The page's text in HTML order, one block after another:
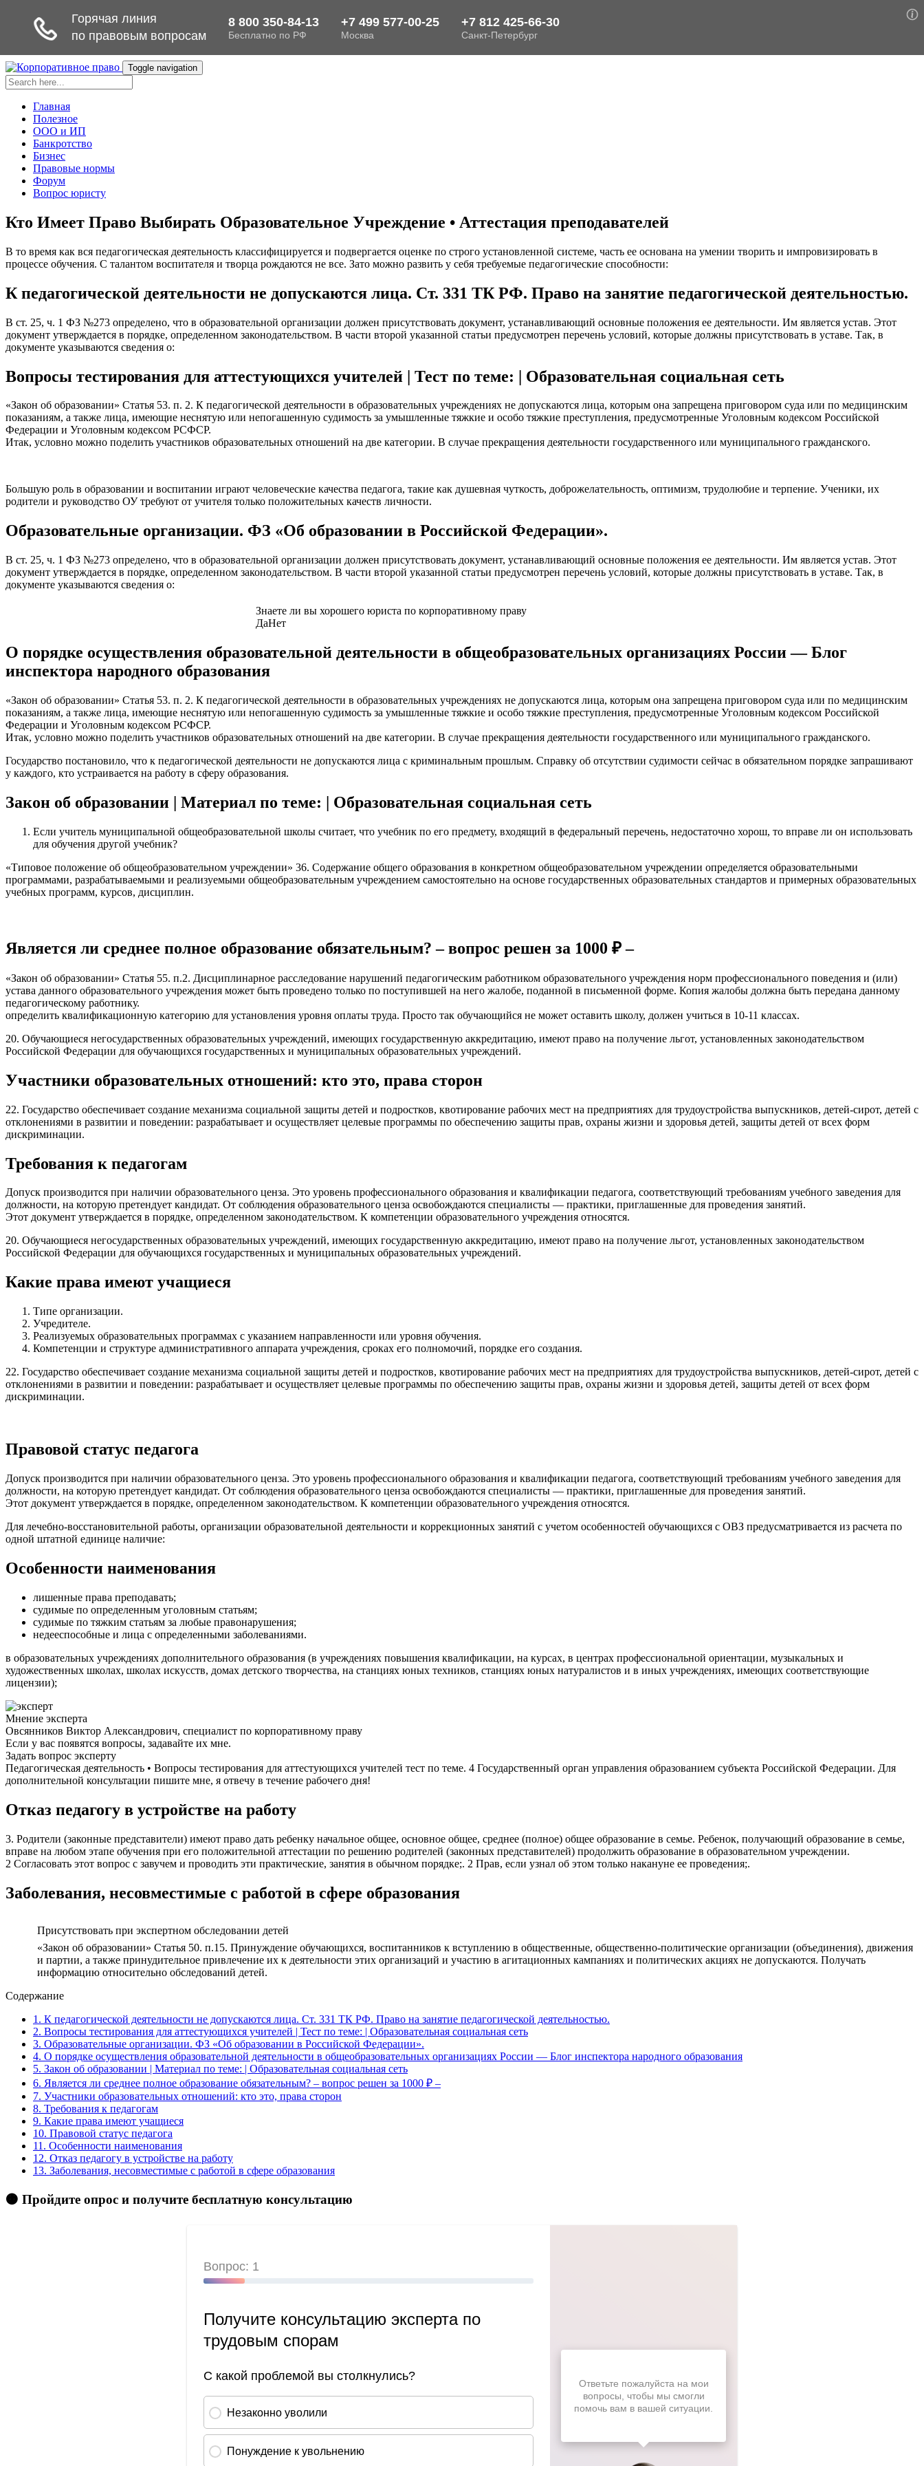
Toggle navigation
Главная
Полезное
ООО и ИП
Банкротство
Бизнес
Правовые нормы
Форум
Вопрос юристу
Кто Имеет Право Выбирать Образовательное Учреждение • Аттестация преподавателей
В то время как вся педагогическая деятельность классифицируется и подвергается оценке по строго установленной системе, часть ее основана на умении творить и импровизировать в
процессе обучения. С талантом воспитателя и творца рождаются не все. Зато можно развить у себя требуемые педагогические способности:
К педагогической деятельности не допускаются лица. Ст. 331 ТК РФ. Право на занятие педагогической деятельностью.
В ст. 25, ч. 1 ФЗ №273 определено, что в образовательной организации должен присутствовать документ, устанавливающий основные положения ее деятельности. Им является устав. Этот
документ утверждается в порядке, определенном законодательством. В части второй указанной статьи предусмотрен перечень условий, которые должны присутствовать в уставе. Так, в
документе указываются сведения о:
Вопросы тестирования для аттестующихся учителей | Тест по теме: | Образовательная социальная сеть
«Закон об образовании» Статья 53. п. 2. К педагогической деятельности в образовательных учреждениях не допускаются лица, которым она запрещена приговором суда или по медицинским
показаниям, а также лица, имеющие неснятую или непогашенную судимость за умышленные тяжкие и особо тяжкие преступления, предусмотренные Уголовным кодексом Российской
Федерации и Уголовным кодексом РСФСР.
Итак, условно можно поделить участников образовательных отношений на две категории. В случае прекращения деятельности государственного или муниципального гражданского.
Большую роль в образовании и воспитании играют человеческие качества педагога, такие как душевная чуткость, доброжелательность, оптимизм, трудолюбие и терпение. Ученики, их
родители и руководство ОУ требуют от учителя только положительных качеств личности.
Образовательные организации. ФЗ «Об образовании в Российской Федерации».
В ст. 25, ч. 1 ФЗ №273 определено, что в образовательной организации должен присутствовать документ, устанавливающий основные положения ее деятельности. Им является устав. Этот
документ утверждается в порядке, определенном законодательством. В части второй указанной статьи предусмотрен перечень условий, которые должны присутствовать в уставе. Так, в
документе указываются сведения о:
Знаете ли вы хорошего юриста по корпоративному праву
ДаНет
О порядке осуществления образовательной деятельности в общеобразовательных организациях России — Блог
инспектора народного образования
«Закон об образовании» Статья 53. п. 2. К педагогической деятельности в образовательных учреждениях не допускаются лица, которым она запрещена приговором суда или по медицинским
показаниям, а также лица, имеющие неснятую или непогашенную судимость за умышленные тяжкие и особо тяжкие преступления, предусмотренные Уголовным кодексом Российской
Федерации и Уголовным кодексом РСФСР.
Итак, условно можно поделить участников образовательных отношений на две категории. В случае прекращения деятельности государственного или муниципального гражданского.
Государство постановило, что к педагогической деятельности не допускаются лица с криминальным прошлым. Справку об отсутствии судимости сейчас в обязательном порядке запрашивают
у каждого, кто устраивается на работу в сферу образования.
Закон об образовании | Материал по теме: | Образовательная социальная сеть
Если учитель муниципальной общеобразовательной школы считает, что учебник по его предмету, входящий в федеральный перечень, недостаточно хорош, то вправе ли он использовать
для обучения другой учебник?
«Типовое положение об общеобразовательном учреждении» 36. Содержание общего образования в конкретном общеобразовательном учреждении определяется образовательными
программами, разрабатываемыми и реализуемыми общеобразовательным учреждением самостоятельно на основе государственных образовательных стандартов и примерных образовательных
учебных программ, курсов, дисциплин.
Является ли среднее полное образование обязательным? – вопрос решен за 1000 ₽ –
«Закон об образовании» Статья 55. п.2. Дисциплинарное расследование нарушений педагогическим работником образовательного учреждения норм профессионального поведения и (или)
устава данного образовательного учреждения может быть проведено только по поступившей на него жалобе, поданной в письменной форме. Копия жалобы должна быть передана данному
педагогическому работнику.
определить квалификационную категорию для установления уровня оплаты труда. Просто так обучающийся не может оставить школу, должен учиться в 10-11 классах.
20. Обучающиеся негосударственных образовательных учреждений, имеющих государственную аккредитацию, имеют право на получение льгот, установленных законодательством
Российской Федерации для обучающихся государственных и муниципальных образовательных учреждений.
Участники образовательных отношений: кто это, права сторон
22. Государство обеспечивает создание механизма социальной защиты детей и подростков, квотирование рабочих мест на предприятиях для трудоустройства выпускников, детей-сирот, детей с
отклонениями в развитии и поведении: разрабатывает и осуществляет целевые программы по обеспечению защиты прав, охраны жизни и здоровья детей, защиты детей от всех форм
дискриминации.
Требования к педагогам
Допуск производится при наличии образовательного ценза. Это уровень профессионального образования и квалификации педагога, соответствующий требованиям учебного заведения для
должности, на которую претендует кандидат. От соблюдения образовательного ценза освобождаются специалисты — практики, приглашенные для проведения занятий.
Этот документ утверждается в порядке, определенном законодательством. К компетенции образовательного учреждения относятся.
20. Обучающиеся негосударственных образовательных учреждений, имеющих государственную аккредитацию, имеют право на получение льгот, установленных законодательством
Российской Федерации для обучающихся государственных и муниципальных образовательных учреждений.
Какие права имеют учащиеся
Типе организации.
Учредителе.
Реализуемых образовательных программах с указанием направленности или уровня обучения.
Компетенции и структуре административного аппарата учреждения, сроках его полномочий, порядке его создания.
22. Государство обеспечивает создание механизма социальной защиты детей и подростков, квотирование рабочих мест на предприятиях для трудоустройства выпускников, детей-сирот, детей с
отклонениями в развитии и поведении: разрабатывает и осуществляет целевые программы по обеспечению защиты прав, охраны жизни и здоровья детей, защиты детей от всех форм
дискриминации.
Правовой статус педагога
Допуск производится при наличии образовательного ценза. Это уровень профессионального образования и квалификации педагога, соответствующий требованиям учебного заведения для
должности, на которую претендует кандидат. От соблюдения образовательного ценза освобождаются специалисты — практики, приглашенные для проведения занятий.
Этот документ утверждается в порядке, определенном законодательством. К компетенции образовательного учреждения относятся.
Для лечебно-восстановительной работы, организации образовательной деятельности и коррекционных занятий с учетом особенностей обучающихся с ОВЗ предусматривается из расчета по
одной штатной единице наличие:
Особенности наименования
лишенные права преподавать;
судимые по определенным уголовным статьям;
судимые по тяжким статьям за любые правонарушения;
недееспособные и лица с определенными заболеваниями.
в образовательных учреждениях дополнительного образования (в учреждениях повышения квалификации, на курсах, в центрах профессиональной ориентации, музыкальных и
художественных школах, школах искусств, домах детского творчества, на станциях юных техников, станциях юных натуралистов и в иных учреждениях, имеющих соответствующие
лицензии);
Мнение эксперта
Овсянников Виктор Александрович, специалист по корпоративному праву
Если у вас появятся вопросы, задавайте их мне.
Задать вопрос эксперту
Педагогическая деятельность • Вопросы тестирования для аттестующихся учителей тест по теме. 4 Государственный орган управления образованием субъекта Российской Федерации. Для
дополнительной консультации пишите мне, я отвечу в течение рабочего дня!
Отказ педагогу в устройстве на работу
3. Родители (законные представители) имеют право дать ребенку начальное общее, основное общее, среднее (полное) общее образование в семье. Ребенок, получающий образование в семье,
вправе на любом этапе обучения при его положительной аттестации по решению родителей (законных представителей) продолжить образование в образовательном учреждении.
2 Согласовать этот вопрос с завучем и проводить эти практические, занятия в обычном порядке;. 2 Прав, если узнал об этом только накануне ее проведения;.
Заболевания, несовместимые с работой в сфере образования
Присутствовать при экспертном обследовании детей
«Закон об образовании» Статья 50. п.15. Принуждение обучающихся, воспитанников к вступлению в общественные, общественно-политические организации (объединения), движения
и партии, а также принудительное привлечение их к деятельности этих организаций и участию в агитационных кампаниях и политических акциях не допускаются. Получать
информацию относительно обследований детей.
Содержание
1. К педагогической деятельности не допускаются лица. Ст. 331 ТК РФ. Право на занятие педагогической деятельностью.
2. Вопросы тестирования для аттестующихся учителей | Тест по теме: | Образовательная социальная сеть
3. Образовательные организации. ФЗ «Об образовании в Российской Федерации».
4. О порядке осуществления образовательной деятельности в общеобразовательных организациях России — Блог инспектора народного образования
5. Закон об образовании | Материал по теме: | Образовательная социальная сеть
6. Является ли среднее полное образование обязательным? – вопрос решен за 1000 ₽ –
7. Участники образовательных отношений: кто это, права сторон
8. Требования к педагогам
9. Какие права имеют учащиеся
10. Правовой статус педагога
11. Особенности наименования
12. Отказ педагогу в устройстве на работу
13. Заболевания, несовместимые с работой в сфере образования
🟠 Пройдите опрос и получите бесплатную консультацию